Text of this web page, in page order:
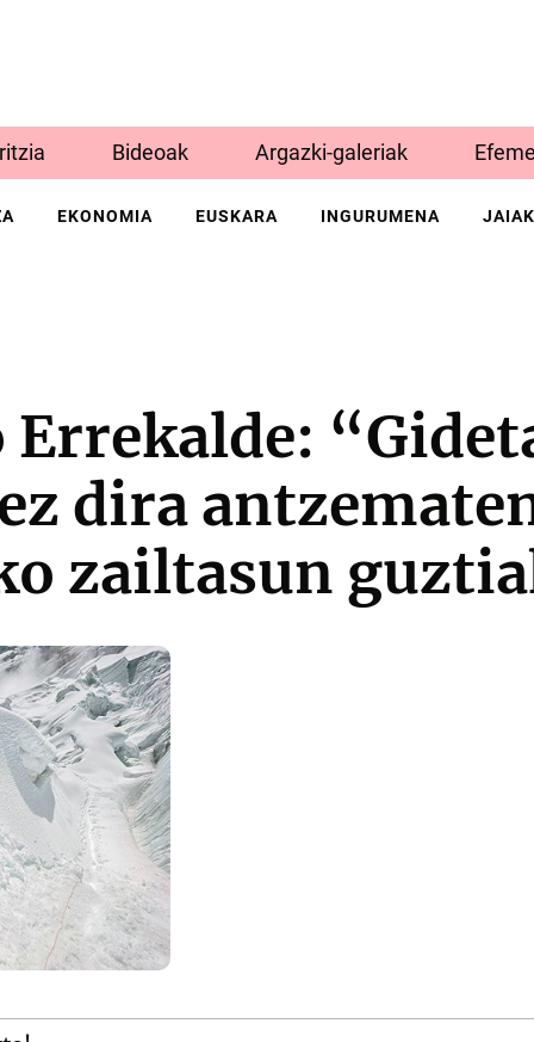
Bideoak Argazki-galeriak
EKONOMIA EUSKARA INGURUMENA JAIAK
dira
zailtasun